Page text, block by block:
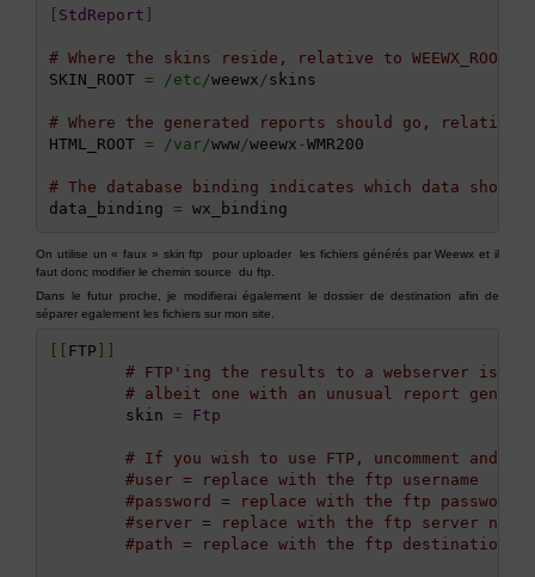
StdReport
# Where the skins reside, relative to WEEWX_ROOT
SKIN_ROOT = /etc/weewx /skins
# Where the generated reports should go, relative to
HTML_ROOT = /var/www/weewx -WMR200
# The database binding indicates which data
data_binding =
On utilise un « faux » skin ftp pour uploader les fichiers générés par Weewx et il
faut donc modifier le chemin source du ftp.
Dans le futur proche, je modifierai également le dossier de destination afin de
séparer egalement les fichiers sur mon site.
FTP
# FTP'ing the results to a webserver is
# albeit one with an unusual report
        skin
= Ftp
# If you wish to use FTP, uncomment
#user = replace with the ftp username
#password = replace with the ftp password
#server = replace with the ftp server
#path = replace with the ftp destination